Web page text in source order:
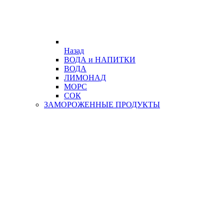
Назад
ВОДА и НАПИТКИ
ВОДА
ЛИМОНАД
МОРС
СОК
ЗАМОРОЖЕННЫЕ ПРОДУКТЫ